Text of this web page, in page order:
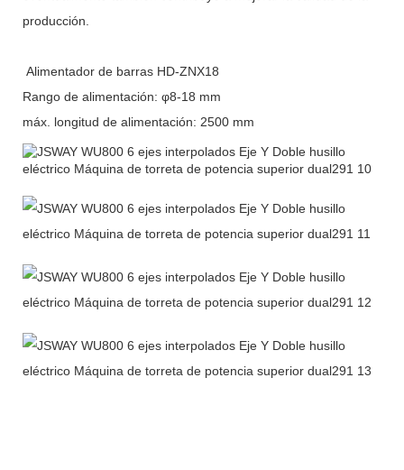
producción.
Alimentador de barras HD-ZNX18
Rango de alimentación: φ8-18 mm
máx. longitud de alimentación: 2500 mm